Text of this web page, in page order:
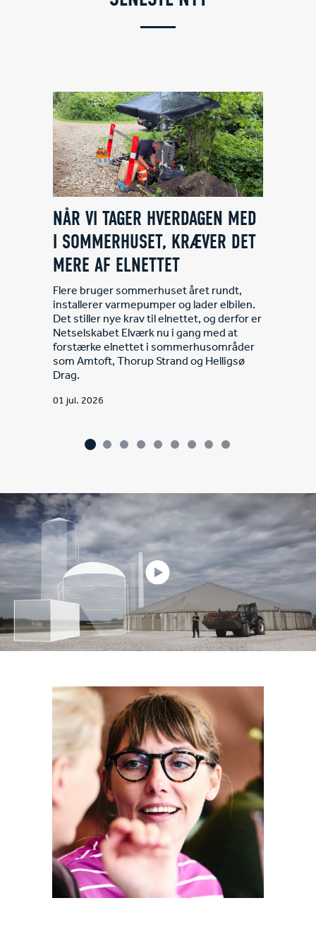
NÅR VI TAGER HVERDAGEN MED
I SOMMERHUSET, KRÆVER DET
MERE AF ELNETTET
Flere bruger sommerhuset året rundt,
installerer varmepumper og lader elbilen.
Det stiller nye krav til elnettet, og derfor er
Netselskabet Elværk nu i gang med at
forstærke elnettet i sommerhusområder
som Amtoft, Thorup Strand og Helligsø
Drag.
01 jul. 2026